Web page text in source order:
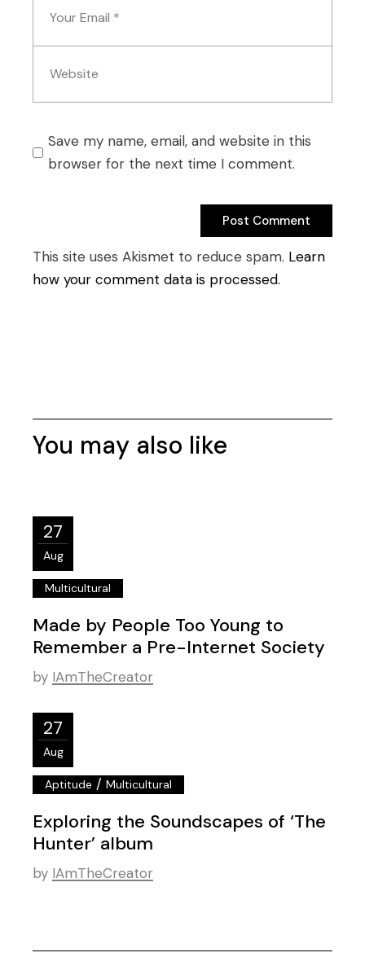
Save my name, email, and website in this
browser for the next time I comment.
Post Comment
Post Comment
This site uses Akismet to reduce spam. Learn
how your comment data is processed.
You may also like
27
Aug
Multicultural
Made by People Too Young to
Remember a Pre-Internet Society
by IAmTheCreator
27
Aug
Aptitude /Multicultural
Exploring the Soundscapes of ‘The
Hunter’ album
by IAmTheCreator